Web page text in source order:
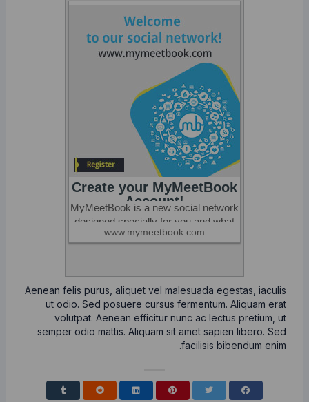
Aenean felis purus, aliquet vel malesuada egestas, iaculis
ut odio. Sed posuere cursus fermentum. Aliquam erat
volutpat. Aenean efficitur nunc ac lectus pretium, ut
semper odio mattis. Aliquam sit amet sapien libero. Sed
facilisis bibendum enim.